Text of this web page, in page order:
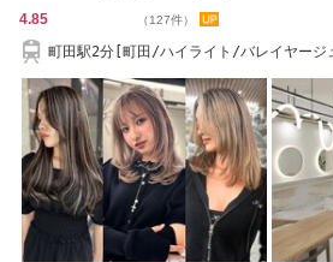
4.85 （127件）
町田駅2分[町田/ハイライト/バレイヤー